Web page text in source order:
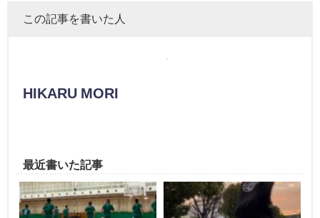
この記事を書いた人
HIKARU MORI
最近書いた記事